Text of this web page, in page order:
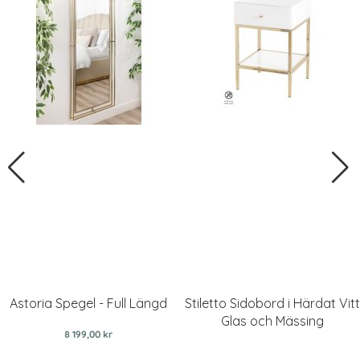
Astoria Spegel - Full Längd
8 199,00 kr
Stiletto Sidobord i Härdat Vitt
Glas och Mässing